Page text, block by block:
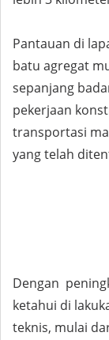
Pantauan di
batu agregat
sepanjang
pekerjaan
transportasi
yang telah
Dengan
ketahui di
teknis, mulai